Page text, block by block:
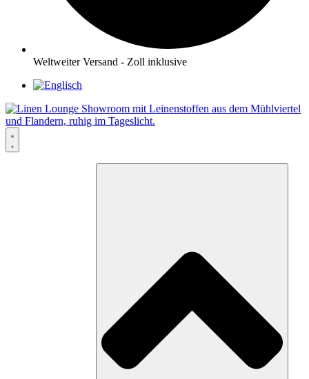
Weltweiter Versand - Zoll inklusive